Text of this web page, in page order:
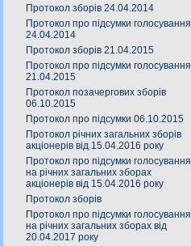
Протокол зборів 24.04.2014
Протокол про підсумки голосування
24.04.2014
Протокол зборів 21.04.2015
Протокол про підсумки голосування
21.04.2015
Протокол позачергових зборів
06.10.2015
Протокол про підсумки 06.10.2015
Протокол річних загальних зборів
акціонерів від 15.04.2016 року
Протокол про підсумки голосування
на річних загальних зборах
акціонерів від 15.04.2016 року
Протокол зборів
Протокол про підсумки голосування
на річних загальних зборах від
20.04.2017 року